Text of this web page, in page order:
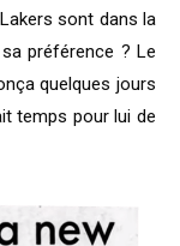
sont dans la
préférence ? Le
quelques jours
temps pour lui de